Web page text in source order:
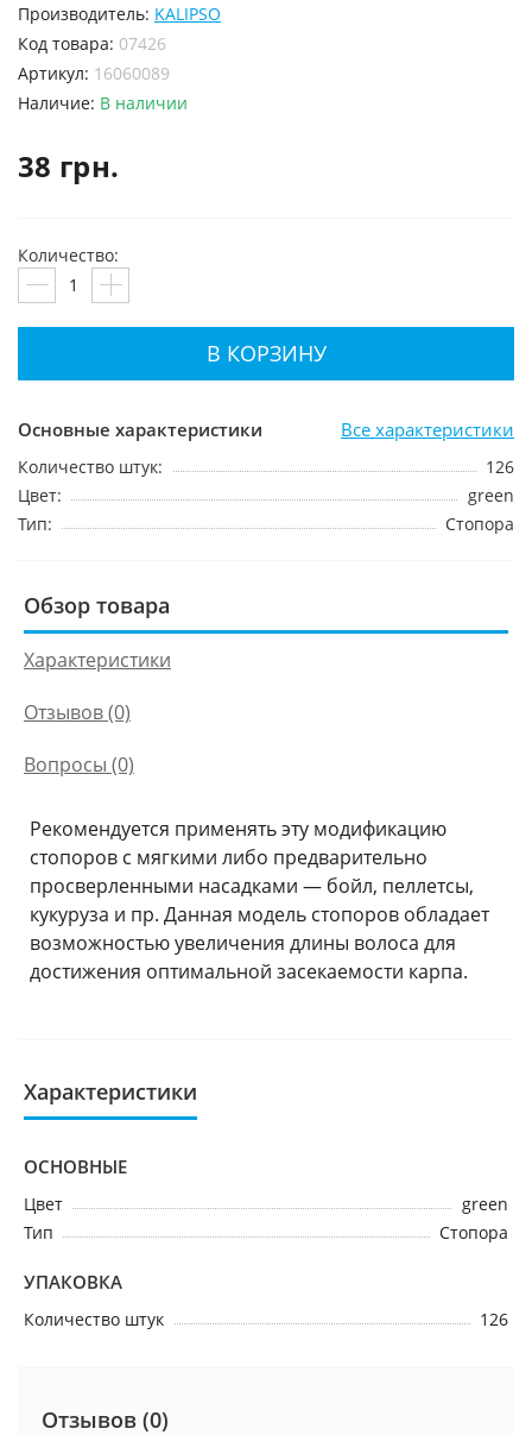
Производитель: KALIPSO
код товара: 07426
Артикул: 16060089
Наличие: В наличии
38 грн.
Основные характеристики Все характеристики
Количество штук:
126
Цвет:
green
Тип:
Стопора
Количество:
В КОРЗИНУ
Обзор товара
Характеристики
Отзывов (0)
Вопросы (0)
Рекомендуется применять эту модификацию
стопоров с мягкими либо предварительно
просверленными насадками — бойл, пеллетсы,
кукуруза и пр. Данная модель стопоров обладает
возможностью увеличения длины волоса для
достижения оптимальной засекаемости карпа.
Характеристики
ОСНОВНЫЕ
Цвет
green
Тип
Стопора
УПАКОВКА
Количество штук 126
Отзывов (0)